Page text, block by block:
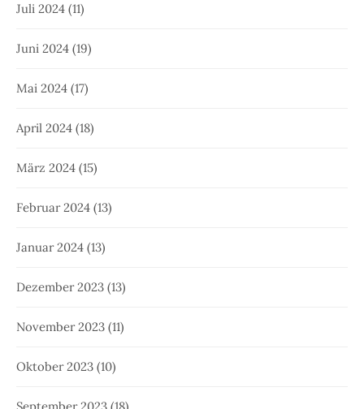
Juli 2024 (11)
Juni 2024 (19)
Mai 2024 (17)
April 2024 (18)
März 2024 (15)
Februar 2024 (13)
Januar 2024 (13)
Dezember 2023 (13)
November 2023 (11)
Oktober 2023 (10)